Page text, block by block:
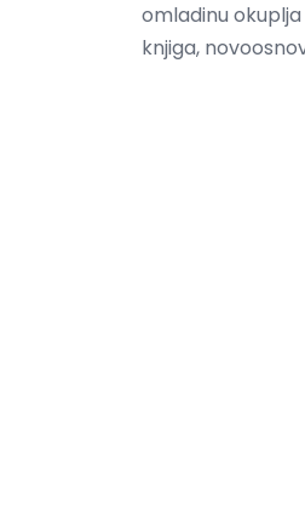
omladinu
knjiga,